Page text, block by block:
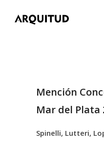
Mención
Mar del Plata
Spinelli, Lutteri,